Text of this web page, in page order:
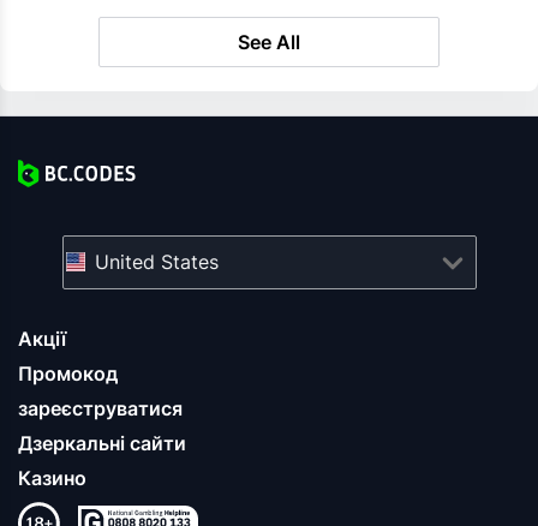
See All
Акції
Промокод
зареєструватися
Дзеркальні сайти
Казино
United States